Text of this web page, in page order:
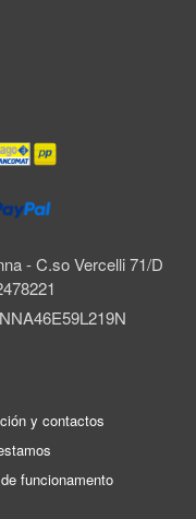
- C.so Vercelli 71/D
y contactos
funcionamento